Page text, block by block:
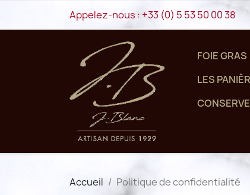
Appelez-nous : +33 (0) 5 53 50 00 38
FOIE GRAS
LES
Accueil Politique de confidentialité